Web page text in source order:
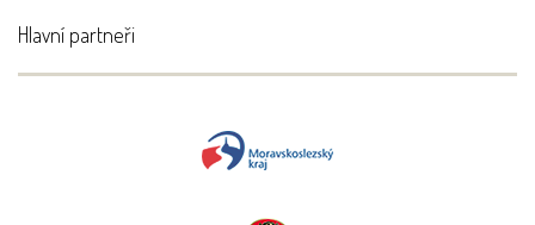
Hlavní partneři